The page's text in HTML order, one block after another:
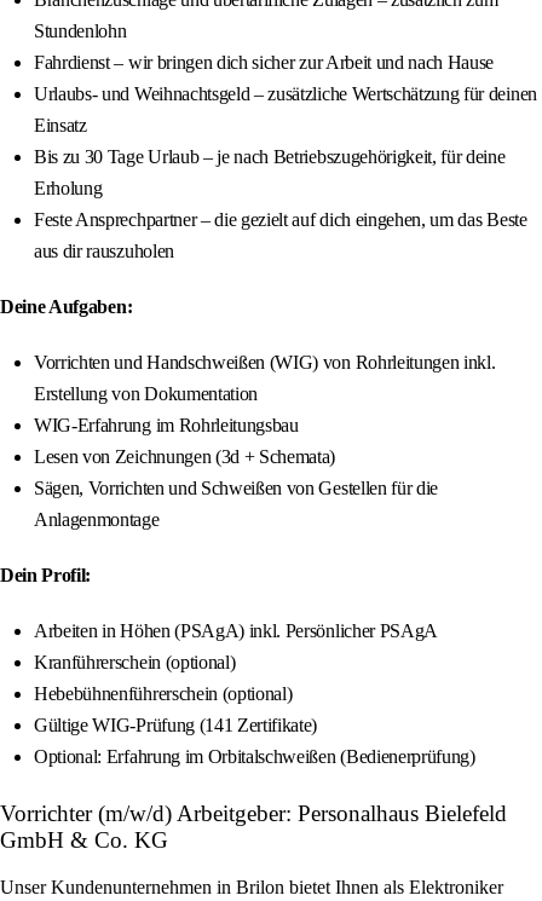
Stundenlohn
Fahrdienst – wir bringen dich sicher zur Arbeit und nach Hause
Urlaubs- und Weihnachtsgeld – zusätzliche Wertschätzung für deinen
Einsatz
Bis zu 30 Tage Urlaub – je nach Betriebszugehörigkeit, für deine
Erholung
Feste Ansprechpartner – die gezielt auf dich eingehen, um das Beste
aus dir rauszuholen
Deine Aufgaben:
Vorrichten und Handschweißen (WIG) von Rohrleitungen inkl.
Erstellung von Dokumentation
WIG-Erfahrung im Rohrleitungsbau
Lesen von Zeichnungen (3d + Schemata)
Sägen, Vorrichten und Schweißen von Gestellen für die
Anlagenmontage
Dein Profil:
Arbeiten in Höhen (PSAgA) inkl. Persönlicher PSAgA
Kranführerschein (optional)
Hebebühnenführerschein (optional)
Gültige WIG-Prüfung (141 Zertifikate)
Optional: Erfahrung im Orbitalschweißen (Bedienerprüfung)
Vorrichter (m/w/d) Arbeitgeber: Personalhaus Bielefeld
GmbH & Co. KG
Unser Kundenunternehmen in Brilon bietet Ihnen als Elektroniker